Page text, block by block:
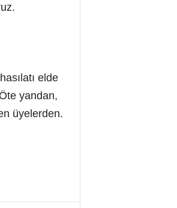
elde
yandan,
üyelerden.